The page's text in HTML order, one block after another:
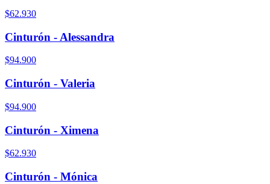
$62.930
Cinturón - Alessandra
$94.900
Cinturón - Valeria
$94.900
Cinturón - Ximena
$62.930
Cinturón - Mónica